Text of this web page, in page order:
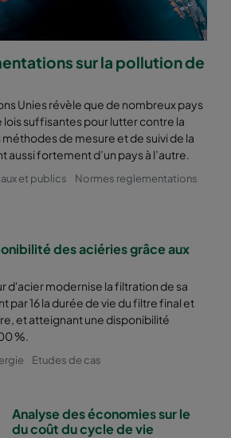
10 M6
5 ePM2,5 50% M6
10 ePM2,5 50% M6
8 ePM2,5 50% M6
5
8 ePM2,5 50% M6
6 ePM2,5 50% M6
8 ePM2,5 50%
4 ePM2,5 50%
sur la pollution de
Unies révèle que de nombreux pays
lois suffisantes pour lutter contre la
méthodes de mesure et de suivi de la
aussi fortement d’un pays à l’autre.
et publics
Normes reglementations
des aciéries grâce aux
d'acier modernise la filtration de sa
par 16 la durée de vie du filtre final et
et atteignant une disponibilité
%.
Etudes de cas
Analyse des économies sur le
du coût du cycle de vie